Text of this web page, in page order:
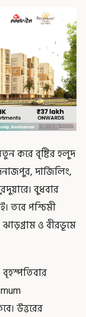
করে বৃষ্টির হলুদ
দার্জিলিং,
বুধবার
তবে পশ্চিমী
ও বীরভূমে
উত্তরের